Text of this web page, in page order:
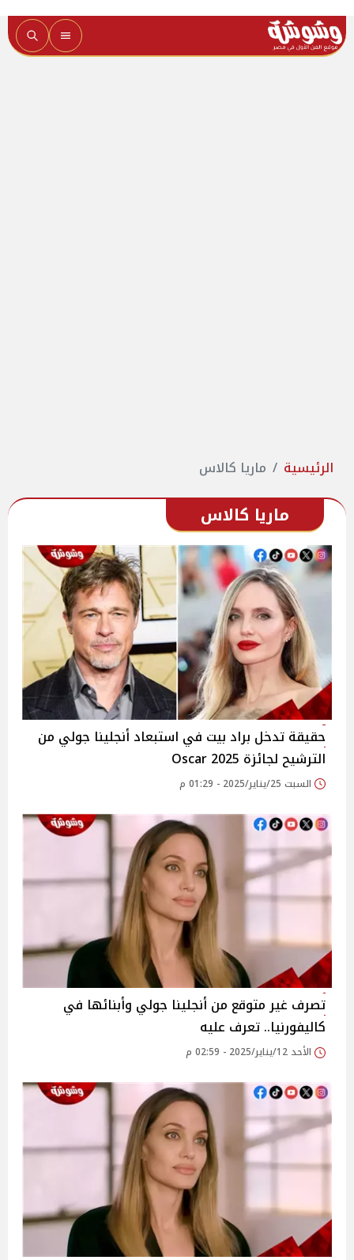
الرئيسية ماريا كالاس
ماريا كالاس
حقيقة تدخل براد بيت في استبعاد أنجلينا جولي من
الترشيح لجائزة Oscar 2025
السبت 25/يناير/2025 - 01:29 م
تصرف غير متوقع من أنجلينا جولي وأبنائها في
كاليفورنيا.. تعرف عليه
الأحد 12/يناير/2025 - 02:59 م